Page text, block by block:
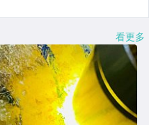
看更多